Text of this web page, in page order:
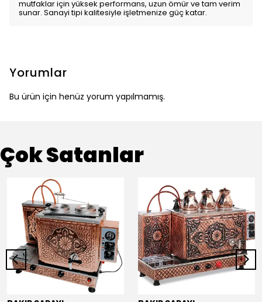
mutfaklar için yüksek performans, uzun ömür ve tam verim
sunar. Sanayi tipi kalitesiyle işletmenize güç katar.
Yorumlar
Bu ürün için henüz yorum yapılmamış.
Çok Satanlar